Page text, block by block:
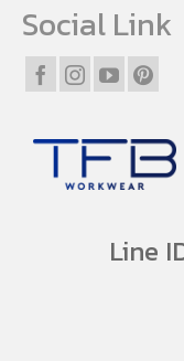
Social Link
Line